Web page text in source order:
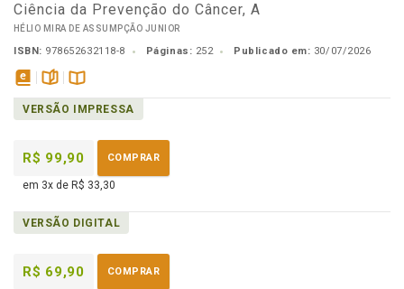
Ciência da Prevenção do Câncer, A
HÉLIO MIRA DE ASSUMPÇÃO JUNIOR
ISBN: 978652632118-8 Páginas: 252 Publicado em: 30/07/2026
disponível
em
páginasDisponível
na
VERSÃO IMPRESSA
R$ 99,90 COMPRAR
em 3x de R$ 33,30
VERSÃO DIGITAL
R$ 69,90 COMPRAR